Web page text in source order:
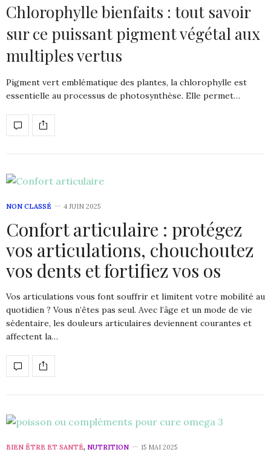
Chlorophylle bienfaits : tout savoir
sur ce puissant pigment végétal aux
multiples vertus
Pigment vert emblématique des plantes, la chlorophylle est
essentielle au processus de photosynthèse. Elle permet…
NON CLASSÉ 4 JUIN 2025
Confort articulaire : protégez
vos articulations, chouchoutez
vos dents et fortifiez vos os
Vos articulations vous font souffrir et limitent votre mobilité au
quotidien ? Vous n’êtes pas seul. Avec l’âge et un mode de vie
sédentaire, les douleurs articulaires deviennent courantes et
affectent la…
BIEN ÊTRE ET SANTÉ, NUTRITION 15 MAI 2025